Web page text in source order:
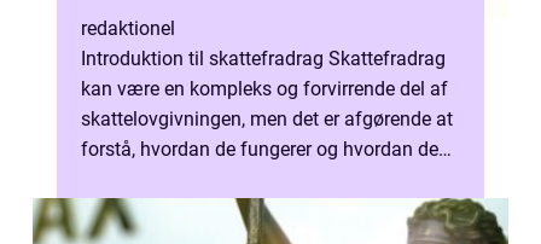
redaktionel
Introduktion til skattefradrag Skattefradrag
kan være en kompleks og forvirrende del af
skattelovgivningen, men det er afgørende at
forstå, hvordan de fungerer og hvordan de